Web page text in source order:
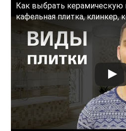
Как выбрать керамическую
кафельная плитка, клинкер,